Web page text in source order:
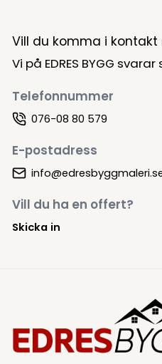
Vill du komma i kontakt
Vi på EDRES BYGG
Telefonnummer
076-08 80 579
E-postadress
Vill du ha en offert?
Skicka in